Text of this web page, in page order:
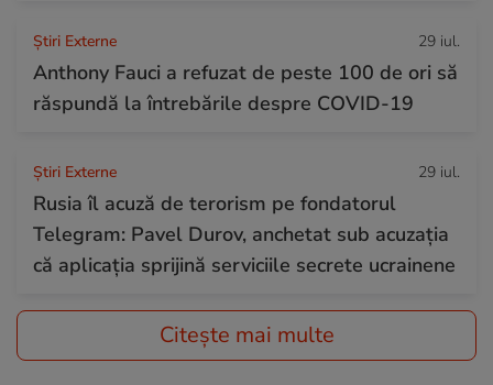
Știri Externe 29 iul.
Anthony Fauci a refuzat de peste 100 de ori să
răspundă la întrebările despre COVID-19
Știri Externe 29 iul.
Rusia îl acuză de terorism pe fondatorul
Telegram: Pavel Durov, anchetat sub acuzația
că aplicația sprijină serviciile secrete ucrainene
Citește mai multe